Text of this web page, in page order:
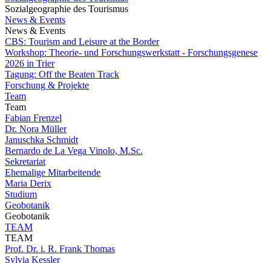
Sozialgeographie des Tourismus
News & Events
News & Events
CBS: Tourism and Leisure at the Border
Workshop: Theorie- und Forschungswerkstatt - Forschungsgenese
2026 in Trier
Tagung: Off the Beaten Track
Forschung & Projekte
Team
Team
Fabian Frenzel
Dr. Nora Müller
Januschka Schmidt
Bernardo de La Vega Vinolo, M.Sc.
Sekretariat
Ehemalige Mitarbeitende
Maria Derix
Studium
Geobotanik
Geobotanik
TEAM
TEAM
Prof. Dr. i. R. Frank Thomas
Sylvia Kessler